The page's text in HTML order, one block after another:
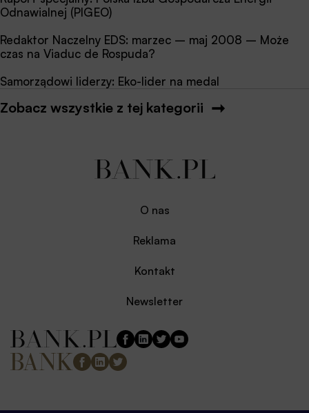
Odnawialnej (PIGEO)
Redaktor Naczelny EDS: marzec – maj 2008 – Może
czas na Viaduc de Rospuda?
Samorządowi liderzy: Eko-lider na medal
Zobacz wszystkie z tej kategorii
O nas
Reklama
Kontakt
Newsletter